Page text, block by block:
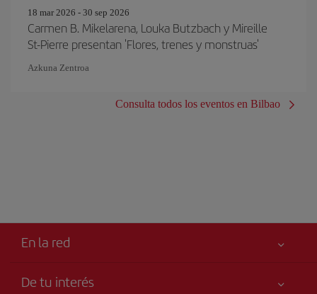
18 mar 2026 - 30 sep 2026
Carmen B. Mikelarena, Louka Butzbach y Mireille
St-Pierre presentan 'Flores, trenes y monstruas'
Azkuna Zentroa
Consulta todos los eventos en Bilbao
En la red
De tu interés